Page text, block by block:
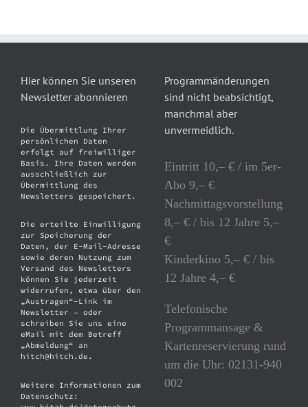
Hier können Sie unseren
Newsletter abonnieren
Die Übermittlung Ihrer
persönlichen Daten
erfolgt auf freiwilliger
Basis. Ihre Daten werden
ausschließlich zur
Übermittlung des
Newsletters gespeichert.
Die erteilte Einwilligung
zur Speicherung der
Daten, der E-Mail-Adresse
sowie deren Nutzung zum
Versand des Newsletters
können Sie jederzeit
widerrufen, etwa über den
„Austragen“-Link im
Newsletter – oder
schreiben Sie uns eine
eMail mit dem Betreff
„Abmeldung“ an
hitch@hitch.de.
Weitere Informationen zum
Datenschutz:
Programmänderungen
sind nicht beabsichtigt,
manchmal aber
unvermeidlich.
Eintritt 10,– € / im 5er-
Abo 9,– €
Nachmittagsvorstellung
8,– € / bis 12 Jahre 5,–
€
Kinderkino 5,– € / bis
12 Jahre 4,– €
Telefonische
Programmansage &
Kartenreservierung rund
um die Uhr: 02131-940
002